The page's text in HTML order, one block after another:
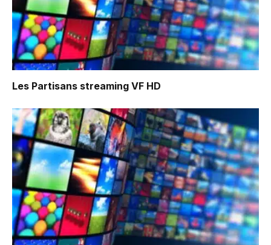
Les Partisans streaming VF HD